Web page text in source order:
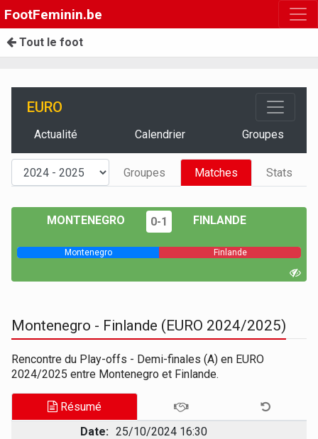
FootFeminin.be
Tout le foot
EURO
Actualité Calendrier Groupes
Groupes Matches Stats
MONTENEGRO 0-1 FINLANDE
Montenegro Finlande
Montenegro - Finlande (EURO 2024/2025)
Rencontre du Play-offs - Demi-finales (A) en EURO
2024/2025 entre Montenegro et Finlande.
Résumé
Date: 25/10/2024 16:30